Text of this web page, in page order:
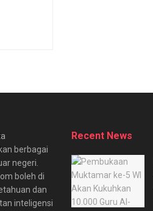
berbagai
negeri.
boleh di
dan
inteligensi
Recent News